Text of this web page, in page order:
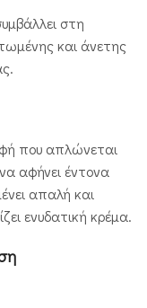
στη
και άνετης
που απλώνεται
αφήνει έντονα
απαλή και
ενυδατική κρέμα.